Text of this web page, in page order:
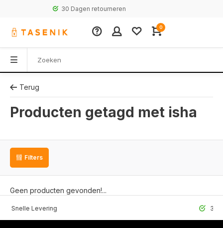
30 Dagen retourneren
0
Terug
Producten getagd met isha
Filters
Geen producten gevonden!...
Levering 30 Dagen